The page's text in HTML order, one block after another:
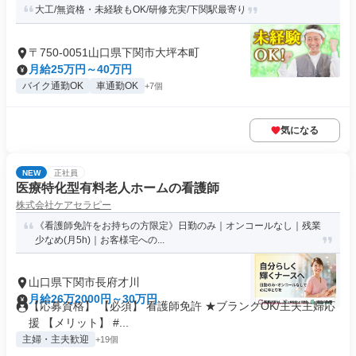
大工/無資格・未経験もOK/研修充実/下関駅最寄り
〒750-0051山口県下関市大坪本町
月給25万円～40万円
バイク通勤OK 車通勤OK +7個
気になる
NEW 正社員
医療特化型有料老人ホームの看護師
株式会社ケアセラピー
《看護師免許をお持ちの方限定》日勤のみ｜オンコールなし｜残業
少なめ(月5h)｜お客様宅への...
山口県下関市長府才川
月給26万2000円～30万円
【応募資格】 【必須】 看護師免許 ★ブランクOK/主夫主婦応
援 【メリット】 #...
主婦・主夫歓迎 +19個